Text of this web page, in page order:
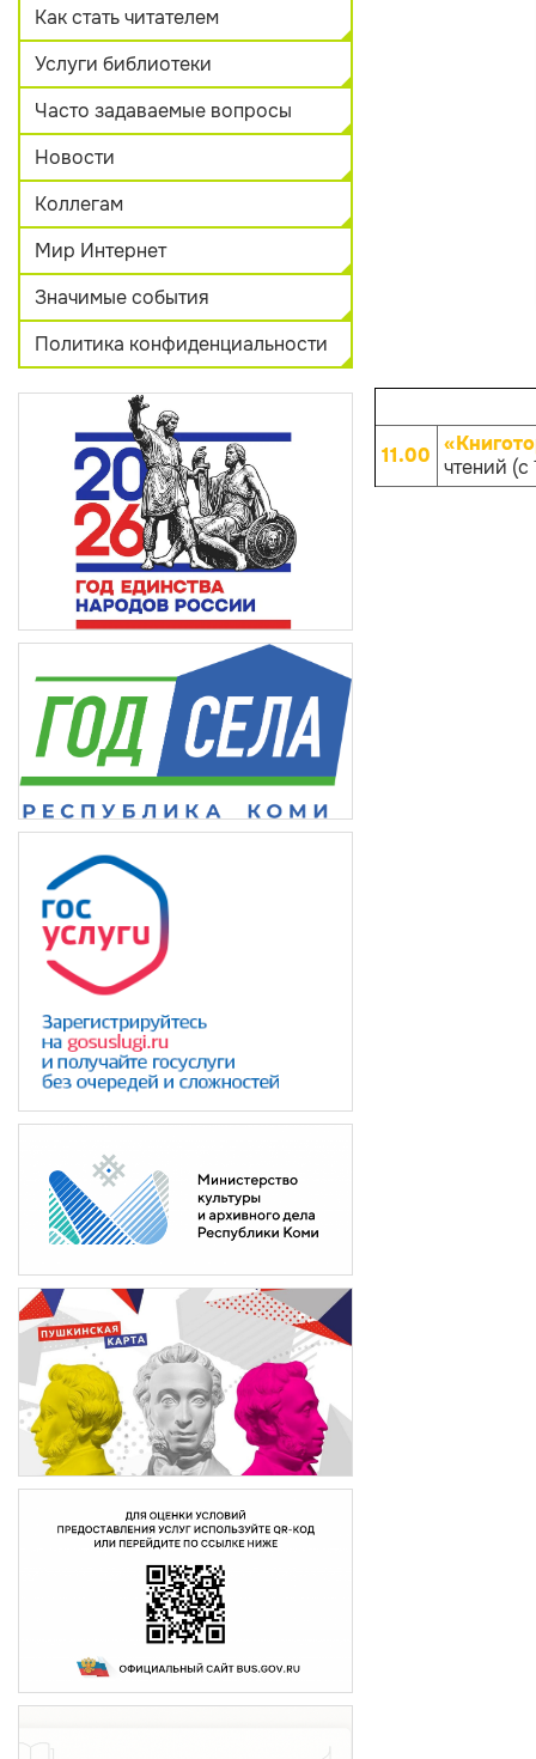
Как стать читателем
Услуги библиотеки
Часто задаваемые вопросы
Новости
Коллегам
Мир Интернет
Значимые события
Политика конфиденциальности
11.00 чтений (с